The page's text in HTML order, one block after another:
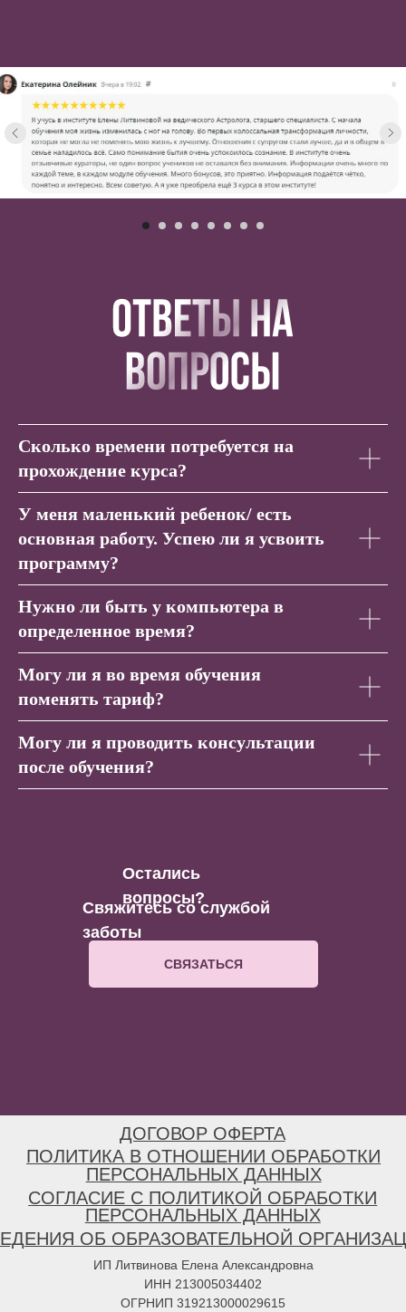
Сколько времени потребуется на
прохождение курса?
У меня маленький ребенок/ есть
основная работу. Успею ли я усвоить
программу?
Нужно ли быть у компьютера в
определенное время?
Могу ли я во время обучения
поменять тариф?
Могу ли я проводить консультации
после обучения?
Свяжитесь со службой
заботы
Остались
вопросы?
СВЯЗАТЬСЯ